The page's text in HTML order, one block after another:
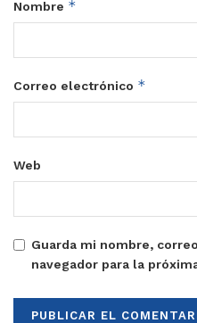
Nombre *
Correo electrónico *
Web
Guarda mi nombre,
navegador para la